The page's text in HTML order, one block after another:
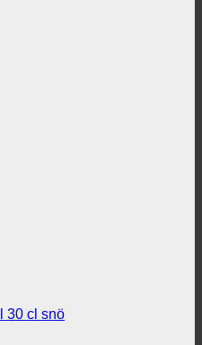
30 cl snö